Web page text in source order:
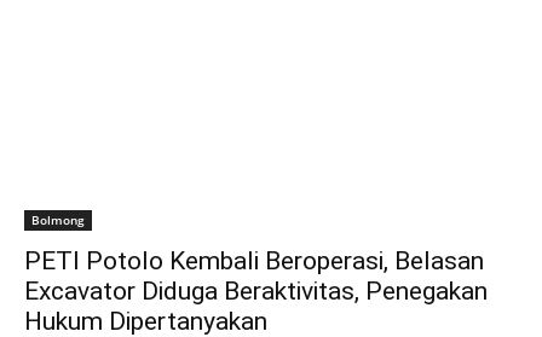
Bolmong
PETI Potolo Kembali Beroperasi, Belasan
Excavator Diduga Beraktivitas, Penegakan
Hukum Dipertanyakan